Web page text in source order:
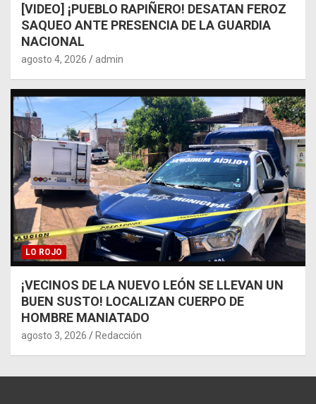
[VIDEO] ¡PUEBLO RAPIÑERO! DESATAN FEROZ
SAQUEO ANTE PRESENCIA DE LA GUARDIA
NACIONAL
agosto 4, 2026 admin
LO ROJO
¡VECINOS DE LA NUEVO LEÓN SE LLEVAN UN
BUEN SUSTO! LOCALIZAN CUERPO DE
HOMBRE MANIATADO
agosto 3, 2026 Redacción